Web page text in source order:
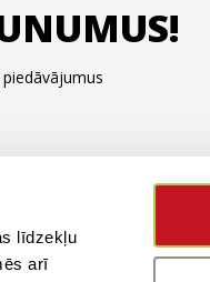
līdzekļu
arī